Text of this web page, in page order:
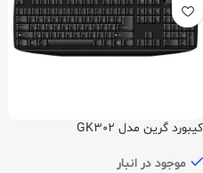
کیبورد گرین مدل GK302
موجود در انبار